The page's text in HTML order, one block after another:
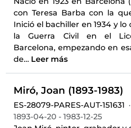
con Teresa Barba con la
Inició el bachiller en 1934 y
la Guerra Civil en el
Barcelona, empezando en
de… Leer más
Miró, Joan (1893-1983)
ES-28079-PARES-AUT-151631 ·
1893-04-20 - 1983-12-25